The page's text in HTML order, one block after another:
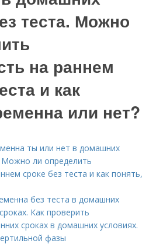
теста. Можно
на раннем
и как
или нет?
ты или нет в домашних
Можно ли определить
сроке без теста и как понять,
без теста в домашних
Как проверить
сроках в домашних условиях.
фазы